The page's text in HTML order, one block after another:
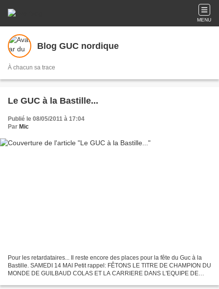
MENU
Blog GUC nordique
À chacun sa trace
Le GUC à la Bastille...
Publié le 08/05/2011 à 17:04
Par Mic
Pour les retardataires... Il reste encore des places pour la fête du Guc à la
Bastille. SAMEDI 14 MAI Petit rappel: FÊTONS LE TITRE DE CHAMPION DU
MONDE DE GUILBAUD COLAS ET LA CARRIERE DANS L'EQUIPE DE